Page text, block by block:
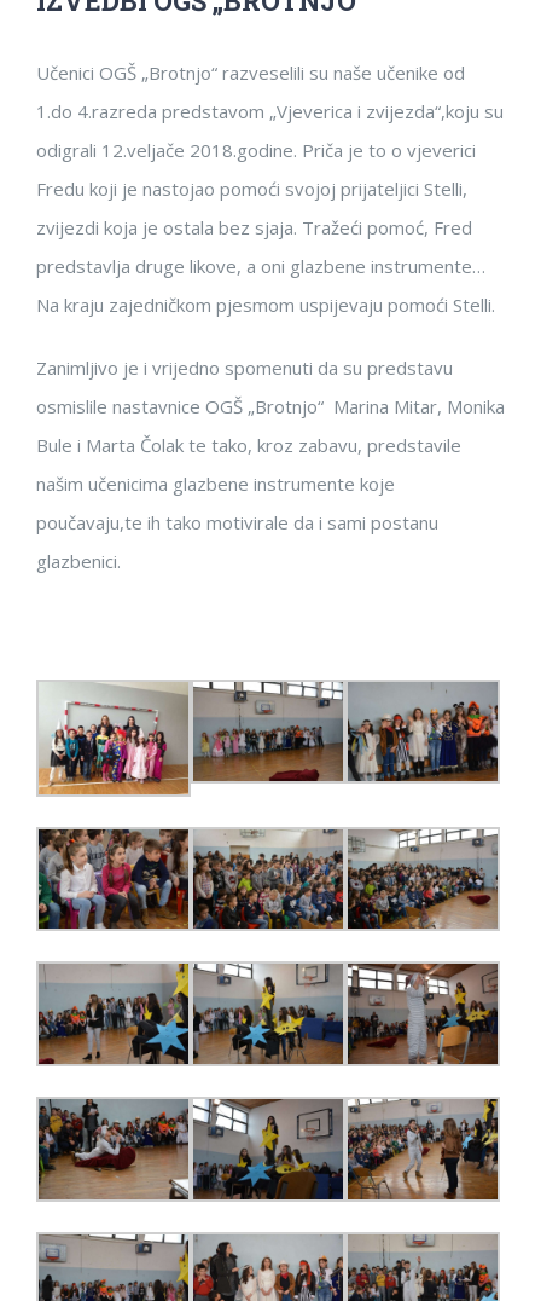
Učenici OGŠ „Brotnjo“ razveselili su naše učenike od
1.do 4.razreda predstavom „Vjeverica i zvijezda“,koju su
odigrali 12.veljače 2018.godine. Priča je to o vjeverici
Fredu koji je nastojao pomoći svojoj prijateljici Stelli,
zvijezdi koja je ostala bez sjaja. Tražeći pomoć, Fred
predstavlja druge likove, a oni glazbene instrumente…
Na kraju zajedničkom pjesmom uspijevaju pomoći Stelli.
Zanimljivo je i vrijedno spomenuti da su predstavu
osmislile nastavnice OGŠ „Brotnjo“ Marina Mitar, Monika
Bule i Marta Čolak te tako, kroz zabavu, predstavile
našim učenicima glazbene instrumente koje
poučavaju,te ih tako motivirale da i sami postanu
glazbenici.